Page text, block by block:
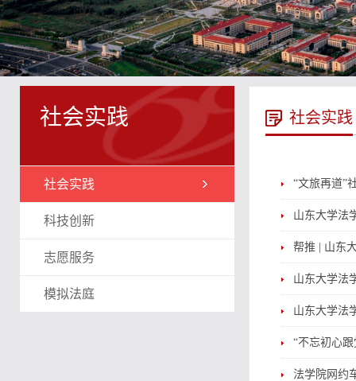
社会实践
社会实践
科技创新
志愿服务
模拟法庭
社会实践
“文旅再道”
山东大学法
帮推 | 山东
山东大学法
山东大学法
“不忘初心
法学院网约